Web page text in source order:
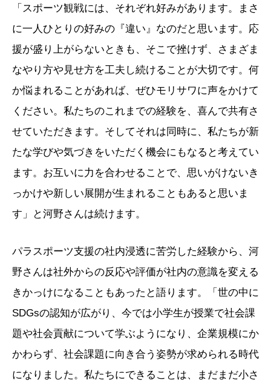
「スポーツ観戦には、それぞれ好みがあります。まさ
に一人ひとりの好みの『違い』なのだと思います。応
援が盛り上がらないときも、そこで挫けず、さまざま
なやり方や見せ方を工夫し続けることが大切です。何
か悩まれることがあれば、ぜひモリサワに声をかけて
ください。私たちのこれまでの経験を、喜んで共有さ
せていただきます。そしてそれは同時に、私たちが新
たな学びや気づきをいただく機会にもなると考えてい
ます。お互いに力を合わせることで、思いがけないき
っかけや新しい展開が生まれることもあると思いま
す」と河野さんは続けます。
パラスポーツ支援の社内浸透に苦労した経験から、河
野さんは社外からの反応や評価が社内の意識を変える
きかっけになることもあったと語ります。「世の中に
SDGsの認知が広がり、今では小学生が授業で社会課
題や社会貢献について学ぶようになり、企業規模にか
かわらず、社会課題に向き合う姿勢が求められる時代
になりました。私たちにできることは、まだまだ小さ